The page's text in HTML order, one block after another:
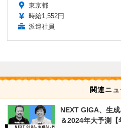
東京都
時給1,552円
派遣社員
関連ニュ
NEXT GIGA、生
＆2024年大予測【